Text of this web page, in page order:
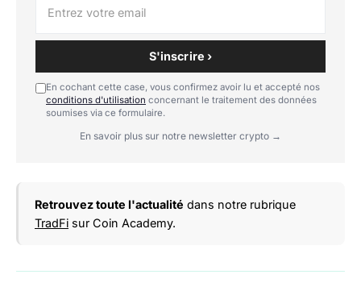
S'inscrire ›
En cochant cette case, vous confirmez avoir lu et accepté nos
conditions d'utilisation concernant le traitement des données
soumises via ce formulaire.
En savoir plus sur notre newsletter crypto →
Retrouvez toute l'actualité dans notre rubrique
TradFi sur Coin Academy.